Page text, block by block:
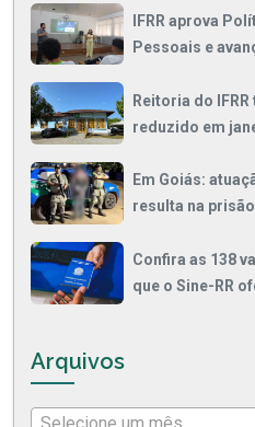
IFRR aprova
Pessoais e
Reitoria do
reduzido em
Em Goiás:
resulta na
Confira as 138
que o Sine-RR
Arquivos
Selecione um mês